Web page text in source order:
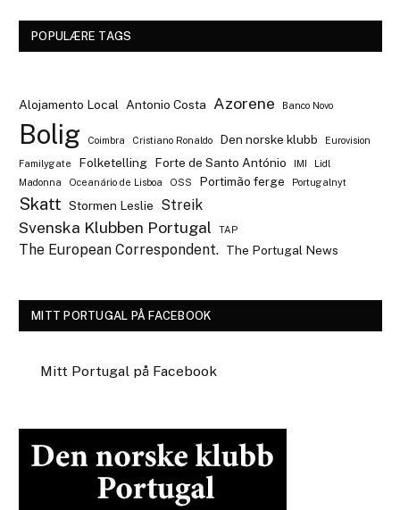
POPULÆRE TAGS
Alojamento Local Antonio Costa Azorene Banco Novo
Bolig Coimbra Cristiano Ronaldo Den norske klubb Eurovision
Familygate Folketelling Forte de Santo António IMI
Lidl
Madonna
Oceanário de Lisboa OSS Portimão ferge Portugalnyt
Skatt Stormen Leslie Streik
Svenska Klubben Portugal TAP
The European Correspondent. The Portugal News
MITT PORTUGAL PÅ FACEBOOK
Mitt Portugal på Facebook